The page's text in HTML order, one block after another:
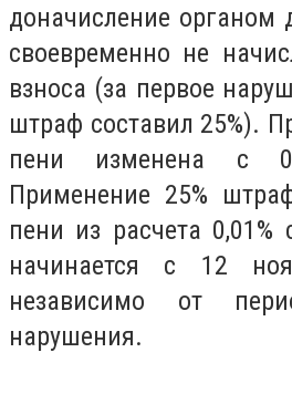
доначисление органом
своевременно не
взноса (за первое
штраф составил 25%).
пени изменена с
Применение 25%
пени из расчета
начинается с 12
независимо от
нарушения.